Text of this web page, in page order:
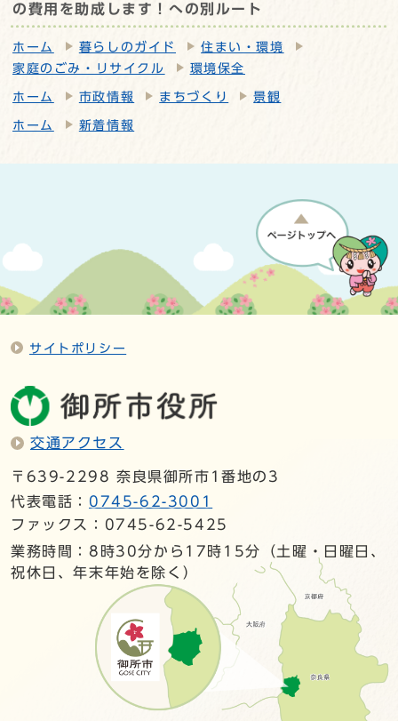
の費用を助成します！への別ルート
ホーム 暮らしのガイド
住まい・環境
家庭のごみ・リサイクル
環境保全
ホーム 市政情報 まちづくり 景観
ホーム 新着情報
サイトポリシー
交通アクセス
〒639-2298 奈良県御所市1番地の3
代表電話： 0745-62-3001
ファックス：0745-62-5425
業務時間：8時30分から17時15分（土曜・日曜日、
祝休日、年末年始を除く）